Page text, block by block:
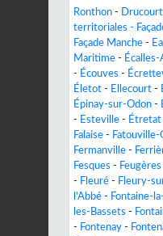
Ronthon - Drucourt
territoriales -
Façade Manche -
Maritime - Écalles-
- Écouves -
Életot - Ellecourt -
Épinay-sur-Odon -
- Esteville - Étretat
Falaise - Fatouville-
Fermanville -
Fesques - Feugères
- Fleuré - Fleury-
l'Abbé - Fontaine-
les-Bassets -
- Fontenay -